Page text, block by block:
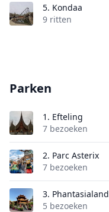
5. Kondaa
9 ritten
Parken
1. Efteling
7 bezoeken
2. Parc Asterix
7 bezoeken
3. Phantasialand
5 bezoeken